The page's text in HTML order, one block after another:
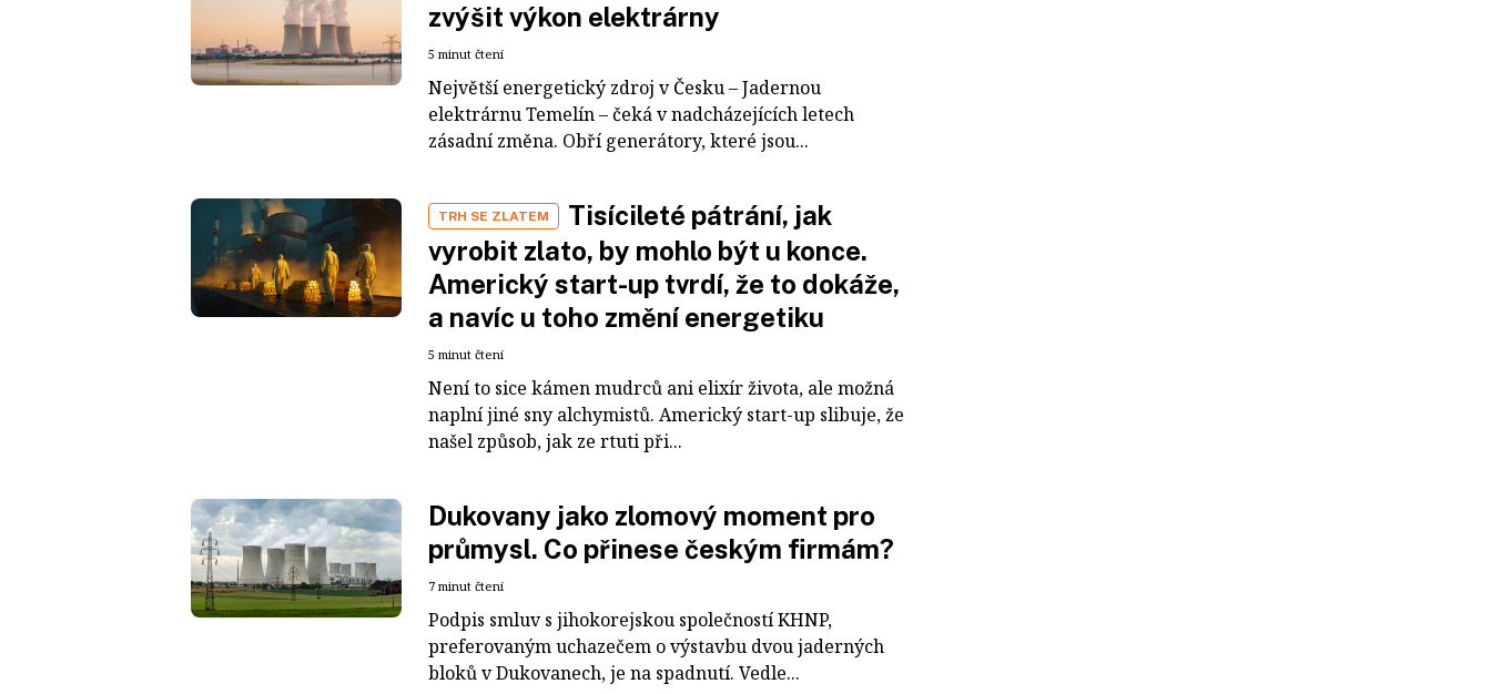
zvýšit výkon elektrárny
5 minut čtení
Největší energetický zdroj v Česku – Jadernou
elektrárnu Temelín – čeká v nadcházejících letech
zásadní změna. Obří generátory, které jsou...
TRH SE ZLATEM
Tisícileté pátrání, jak
vyrobit zlato, by mohlo být u konce.
Americký start-up tvrdí, že to dokáže,
a navíc u toho změní energetiku
5 minut čtení
Není to sice kámen mudrců ani elixír života, ale možná
naplní jiné sny alchymistů. Americký start-up slibuje, že
našel způsob, jak ze rtuti při...
Dukovany jako zlomový moment pro
průmysl. Co přinese českým firmám?
7 minut čtení
Podpis smluv s jihokorejskou společností KHNP,
preferovaným uchazečem o výstavbu dvou jaderných
bloků v Dukovanech, je na spadnutí. Vedle...